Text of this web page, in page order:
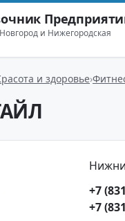
и Нижегородская
и здоровье
+7
+7